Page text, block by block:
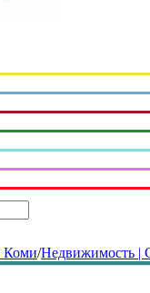
Коми/Недвижимость |